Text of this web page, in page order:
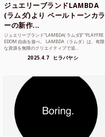
ジュエリーブランドLAMBDA
(ラムダ)より ペールトーンカラ
ーの新作...
ジュエリーブランド“LAMBDA( ラムダ))” “PLAYFRE
EDOM 自由を遊べ。 LAMBDA（ラムダ）は、有限
な資源を無限のクリエイティブで追...
2025.4.7 ヒラバヤシ